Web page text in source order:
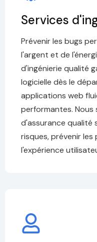
Services
Prévenir les bugs
l'argent et de
d'ingénierie qualité
logicielle dès le
applications web
performantes. Nous
d'assurance qualité
risques, prévenir
l'expérience